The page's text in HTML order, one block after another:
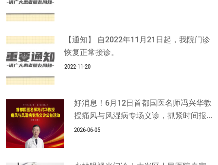
【通知】 自2022年11月21日起，我院门诊
恢复正常接诊。
2022-11-20
好消息！6月12日首都国医名师冯兴华教
授痛风与风湿病专场义诊，抓紧时间报...
2026-06-05